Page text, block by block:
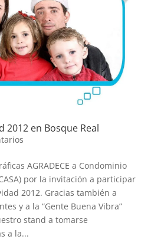
2012 en Bosque Real
AGRADECE a Condominio
por la invitación a participar
2012. Gracias también a
y a la “Gente Buena Vibra”
stand a tomarse
a la...